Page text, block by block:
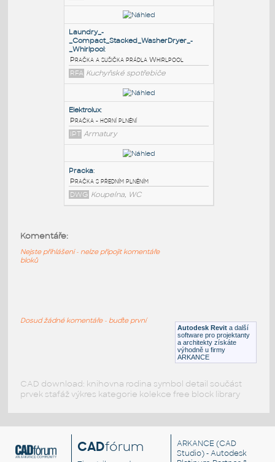
PODOBNÉ BLOKY
Whirlpool_Washer_LHW0050P
Pračka Whirlpool LHW0050P
RFA Koupelna, WC
_Compact_Stacked_WasherDryer_-
_Whirlpool
Pračka a sušička prádla Whirlpool
RFA Kuchyňské spotřebiče
Pračka - horní plnění
Pračka s předním plněním
Autodesk Revit a další
software pro projektanty
a architekty získáte
výhodně u firmy
ARKANCE
Komentáře:
Nejste přihlášeni - nelze připojit komentáře
bloků
Dosud žádné komentáře - buďte první
CAD download: knihovna rodina symbol detail součást
prvek stafáž výkres kategorie kolekce free block library
CADfórum ARKANCE (CAD
Studio) - Autodesk